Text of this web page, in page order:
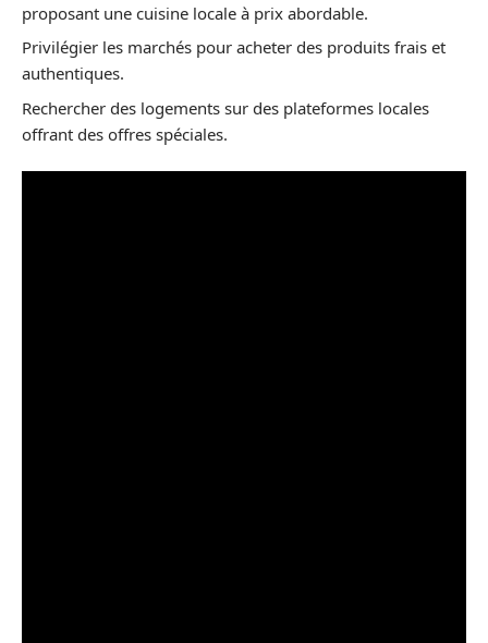
proposant une cuisine locale à prix abordable.
Privilégier les marchés pour acheter des produits frais et
authentiques.
Rechercher des logements sur des plateformes locales
offrant des offres spéciales.